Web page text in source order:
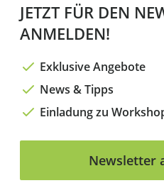
JETZT FÜR DEN
ANMELDEN!
Exklusive Angebote
News & Tipps
Einladung zu
Newsletter